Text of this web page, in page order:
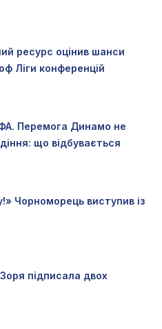
ресурс оцінив шанси
Ліги конференцій
Перемога Динамо не
що відбувається
Чорноморець виступив із
підписала двох